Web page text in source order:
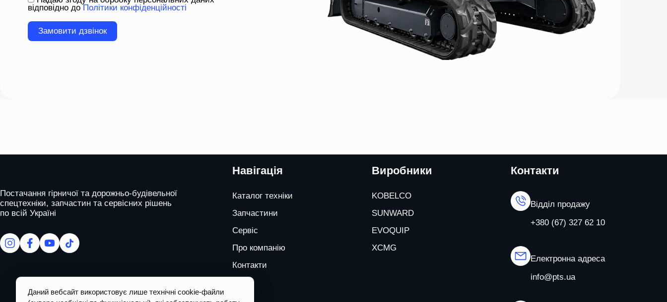
відповідно доПолітики конфіденційності
Постачання гірничої та дорожньо-будівельної
спецтехніки, запчастин та сервісних рішень
по всій Україні
facebookfacebookyoutube
tiktok
Навігація
Каталог техніки
Запчастини
Сервіс
Про компанію
Контакти
Виробники
KOBELCO
SUNWARD
EVOQUIP
XCMG
Контакти
Відділ продажу
+380 (67) 327 62 10
Електронна адреса
info@pts.ua
Даний вебсайт використовує лише технічні cookie-файли